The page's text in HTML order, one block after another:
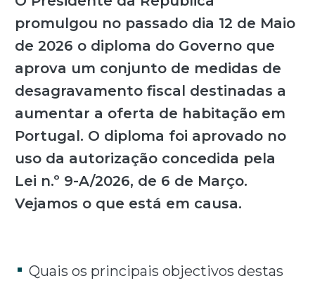
promulgou no passado dia 12 de Maio
de 2026 o diploma do Governo que
aprova um conjunto de medidas de
desagravamento fiscal destinadas a
aumentar a oferta de habitação em
Portugal. O diploma foi aprovado no
uso da autorização concedida pela
Lei n.º 9-A/2026, de 6 de Março.
Vejamos o que está em causa.
Quais os principais objectivos destas